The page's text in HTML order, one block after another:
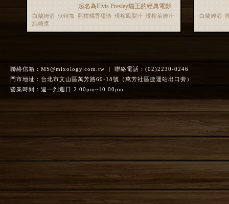
起名為Elvis Presley貓王的經典電影
白蘭姆酒 伏特加 藍柑橘香甜酒 現榨鳳梨汁 現榨萊姆汁
純糖漿
白蘭姆酒
聯絡信箱： MS@mixology.com.tw | 聯絡電話：(02)2230-0246
門市地址：台北市文山區萬芳路60-18號（萬芳社區捷運站出口旁）
營業時間：週一到週日 2:00pm~10:00pm